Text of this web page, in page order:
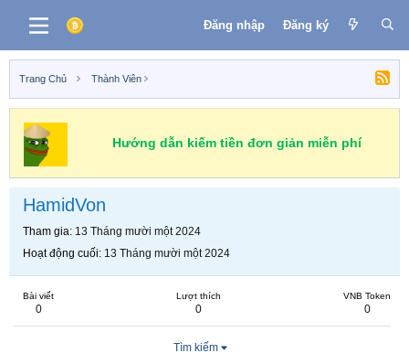
Đăng nhập Đăng ký
Trang Chủ Thành Viên
Hướng dẫn kiếm tiền đơn giản miễn phí
HamidVon
Tham gia 13 Tháng mười một 2024
Hoạt động cuối 13 Tháng mười một 2024
Bài viết
0
Lượt thích
0
VNB Token
0
Tìm kiếm